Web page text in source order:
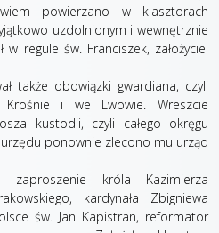
powierzano w klasztorach
uzdolnionym i wewnętrznie
w regule św. Franciszek, założyciel
także obowiązki gwardiana, czyli
Krośnie i we Lwowie. Wreszcie
kustodii, czyli całego okręgu
ponownie zlecono mu urząd
króla Kazimierza
kardynała Zbigniewa
św. Jan Kapistran, reformator